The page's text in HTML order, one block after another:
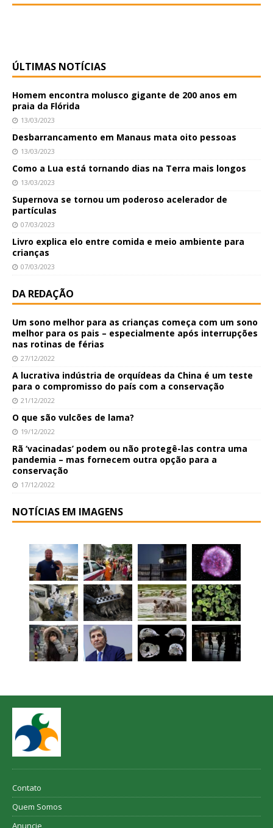
ÚLTIMAS NOTÍCIAS
Homem encontra molusco gigante de 200 anos em
praia da Flórida
13/03/2023
Desbarrancamento em Manaus mata oito pessoas
13/03/2023
Como a Lua está tornando dias na Terra mais longos
13/03/2023
Supernova se tornou um poderoso acelerador de
partículas
07/03/2023
Livro explica elo entre comida e meio ambiente para
crianças
07/03/2023
DA REDAÇÃO
Um sono melhor para as crianças começa com um sono
melhor para os pais – especialmente após interrupções
nas rotinas de férias
27/12/2022
A lucrativa indústria de orquídeas da China é um teste
para o compromisso do país com a conservação
21/12/2022
O que são vulcões de lama?
19/12/2022
Rã ‘vacinadas’ podem ou não protegê-las contra uma
pandemia – mas fornecem outra opção para a
conservação
17/12/2022
NOTÍCIAS EM IMAGENS
Contato
Quem Somos
Anuncie